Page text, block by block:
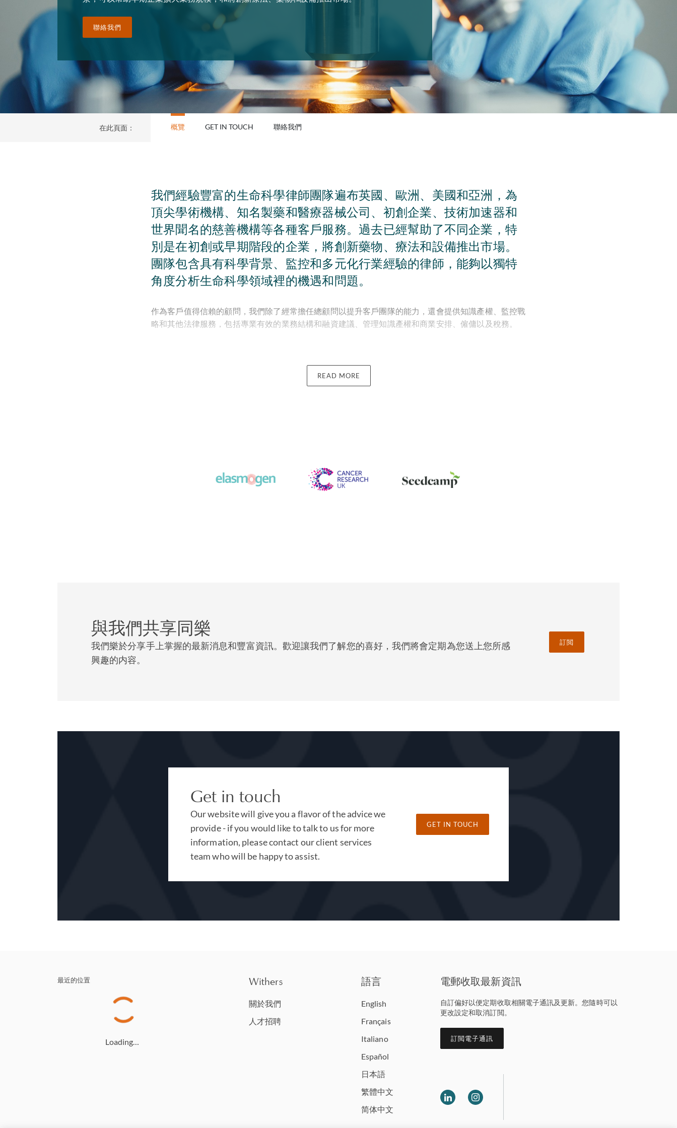
聯絡我們
在此頁面： 概覽 GET IN TOUCH 聯絡我們
我們經驗豐富的生命科學律師團隊遍布英國、歐洲、美國和亞洲，為
頂尖學術機構、知名製藥和醫療器械公司、初創企業、技術加速器和
世界聞名的慈善機構等各種客戶服務。過去已經幫助了不同企業，特
別是在初創或早期階段的企業，將創新藥物、療法和設備推出市場。
團隊包含具有科學背景、監控和多元化行業經驗的律師，能夠以獨特
角度分析生命科學領域裡的機遇和問題。
作為客戶值得信賴的顧問，我們除了經常擔任總顧問以提升客戶團隊的能力，還會提供知識產權、監控戰
略和其他法律服務，包括專業有效的業務結構和融資建議、管理知識產權和商業安排、僱傭以及稅務。
從成立到退出，我們熟悉生命科學公司的生命週期以及擴展業務的需求，包括早期企業的結構和籌資，到
READ MORE
與我們共享同樂
我們樂於分享手上掌握的最新消息和豐富資訊。歡迎讓我們了解您的喜好，我們將會定期為您送上您所感
興趣的内容。
訂閲
Get in touch
Our website will give you a flavor of the advice we
provide - if you would like to talk to us for more
information, please contact our client services
team who will be happy to assist.
GET IN TOUCH
最近的位置
Loading…
Withers
關於我們
人才招聘
語言
English
Français
Italiano
Español
日本語
繁體中文
简体中文
電郵收取最新資訊
自訂偏好以便定期收取相關電子通訊及更新。您隨時可以
更改設定和取消訂閲。
訂閲電子通訊